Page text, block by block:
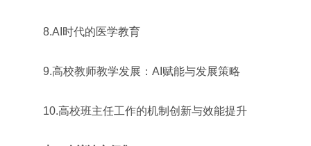
8.AI时代的医学教育
9.高校教师教学发展：AI赋能与发展策略
10.高校班主任工作的机制创新与效能提升